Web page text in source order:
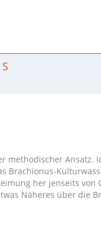
methodischer Ansatz.
Brachionus-
her jenseits von
Näheres über die